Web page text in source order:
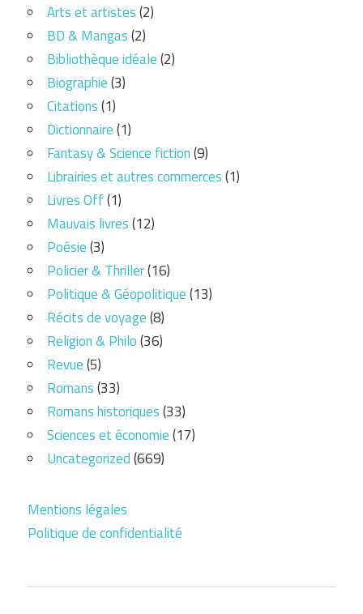
Arts et artistes(2)
BD & Mangas(2)
Bibliothèque idéale(2)
Biographie(3)
Citations(1)
Dictionnaire(1)
Fantasy & Science fiction(9)
Librairies et autres commerces(1)
Livres Off(1)
Mauvais livres(12)
Poésie(3)
Policier & Thriller(16)
Politique & Géopolitique(13)
Récits de voyage(8)
Religion & Philo(36)
Revue(5)
Romans(33)
Romans historiques(33)
Sciences et économie(17)
Uncategorized(669)
Mentions légales
Politique de confidentialité